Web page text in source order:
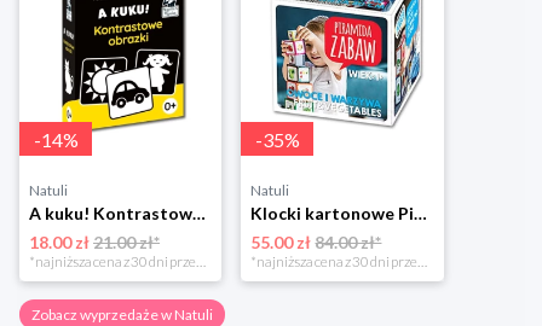
-14%
Natuli
A kuku! Kontrastowe obrazki. Karty kontrastowe + poradnik 0+ Edgard
18.00 zł21.00 zł*
*najniższa cena z 30 dni przed obniżką
-35%
Natuli
Klocki kartonowe Piramida Zabaw. Owoce i Warzywa Piramida zabaw
55.00 zł 84.00 zł*
*najniższa cena z 30 dni przed obniżką
Zobacz wyprzedaże w Natuli